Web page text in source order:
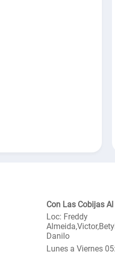
Con Las Cobijas Al
Loc: Freddy
Danilo
Lunes a Viernes